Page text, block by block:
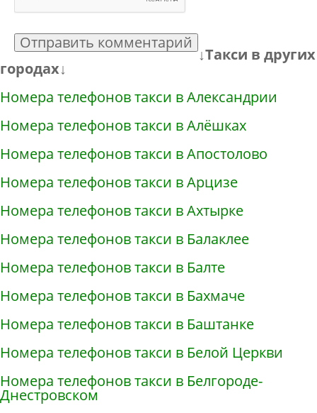
Отправить комментарий
↓Такси в других
городах↓
Номера телефонов такси в Александрии
Номера телефонов такси в Алёшках
Номера телефонов такси в Апостолово
Номера телефонов такси в Арцизе
Номера телефонов такси в Ахтырке
Номера телефонов такси в Балаклее
Номера телефонов такси в Балте
Номера телефонов такси в Бахмаче
Номера телефонов такси в Баштанке
Номера телефонов такси в Белой Церкви
Номера телефонов такси в Белгороде-
Днестровском